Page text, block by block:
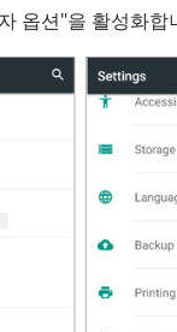
옵션"을 활성화합